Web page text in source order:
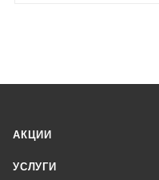
АКЦИИ
УСЛУГИ